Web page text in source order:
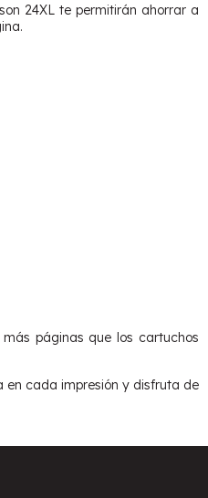
24XL te permitirán ahorrar a
páginas que los cartuchos
en cada impresión y disfruta de